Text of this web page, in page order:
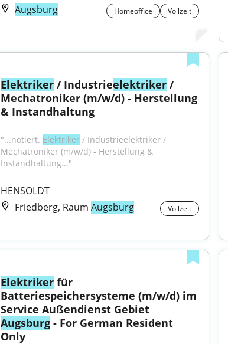
Augsburg
Homeoffice Vollzeit
Elektriker / Industrieelektriker /
Mechatroniker (m/w/d) - Herstellung
& Instandhaltung
"...notiert. Elektriker / Industrieelektriker /
Mechatroniker (m/w/d) - Herstellung &
Instandhaltung..."
HENSOLDT
Friedberg, RaumAugsburg Vollzeit
Elektriker für
Batteriespeichersysteme (m/w/d) im
Augsburg - For German Resident
Only